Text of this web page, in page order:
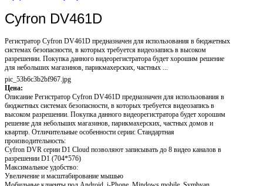
Cyfron DV461D
Регистратор Cyfron DV461D предназначен для использования в бюджетных
системах безопасности, в которых требуется видеозапись в высоком
разрешении. Покупка данного видеорегистратора будет хорошим решение
для небольших магазинов, парикмахерских, частных ...
pic_53b6c3b2bf967.jpg
Цена:
Описание Регистратор Cyfron DV461D предназначен для использования в
бюджетных системах безопасности, в которых требуется видеозапись в
высоком разрешении. Покупка данного видеорегистратора будет хорошим
решение для небольших магазинов, парикмахерских, частных домов и
квартир. Отличительные особенности серии: Стандартная
производительность:
Cyfron DVR серии D1 Cloud позволяют записывать до 8 видео каналов в
разрешении D1 (704*576)
Максимальное удобство:
Увеличение и масштабирование мышью